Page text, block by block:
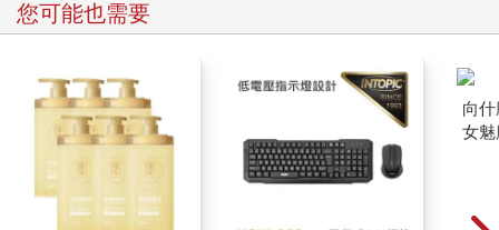
您可能也需要